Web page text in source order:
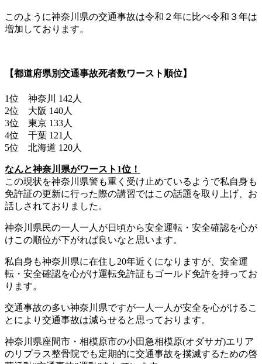
このように神奈川県の交通事故は令和２年に比べ令和３年は
増加しております。
【都道府県別交通事故死者数ワースト順位】
1位 神奈川 142人
2位 大阪 140人
3位 東京 133人
4位 千葉 121人
5位 北海道 120人
なんと神奈川県がワースト1位！
この現状を神奈川県警も重く受け止めているようで私自身も
免許証の更新に行った際の講習ではこの話題を取り上げ、お
話しされておりました。
神奈川県民の一人一人が日頃から安全運転・安全確認を心が
けこの順位が下がれば良いなと思います。
私自身も神奈川県に在住し20年近くになりますが、安全運
転・安全確認を心がけ運転免許証もゴールド免許を持ってお
ります。
交通事故の多い神奈川県ですが一人一人が安全を心がけるこ
とにより交通事故は減らせると思っております。
神奈川県座間市・相模原市の小田急相模原(オダサガ)エリア
のリプラス整骨院でも定期的に交通事故を撲滅するための啓